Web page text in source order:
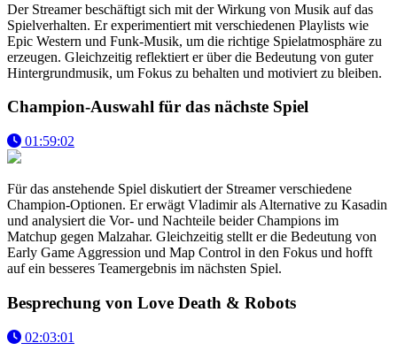
Der Streamer beschäftigt sich mit der Wirkung von Musik auf das
Spielverhalten. Er experimentiert mit verschiedenen Playlists wie
Epic Western und Funk-Musik, um die richtige Spielatmosphäre zu
erzeugen. Gleichzeitig reflektiert er über die Bedeutung von guter
Hintergrundmusik, um Fokus zu behalten und motiviert zu bleiben.
Champion-Auswahl für das nächste Spiel
01:59:02
Für das anstehende Spiel diskutiert der Streamer verschiedene
Champion-Optionen. Er erwägt Vladimir als Alternative zu Kasadin
und analysiert die Vor- und Nachteile beider Champions im
Matchup gegen Malzahar. Gleichzeitig stellt er die Bedeutung von
Early Game Aggression und Map Control in den Fokus und hofft
auf ein besseres Teamergebnis im nächsten Spiel.
Besprechung von Love Death & Robots
02:03:01